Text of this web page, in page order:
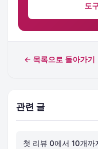
도
← 목록으로 돌아가기
관련 글
첫 리뷰 0에서 10개까